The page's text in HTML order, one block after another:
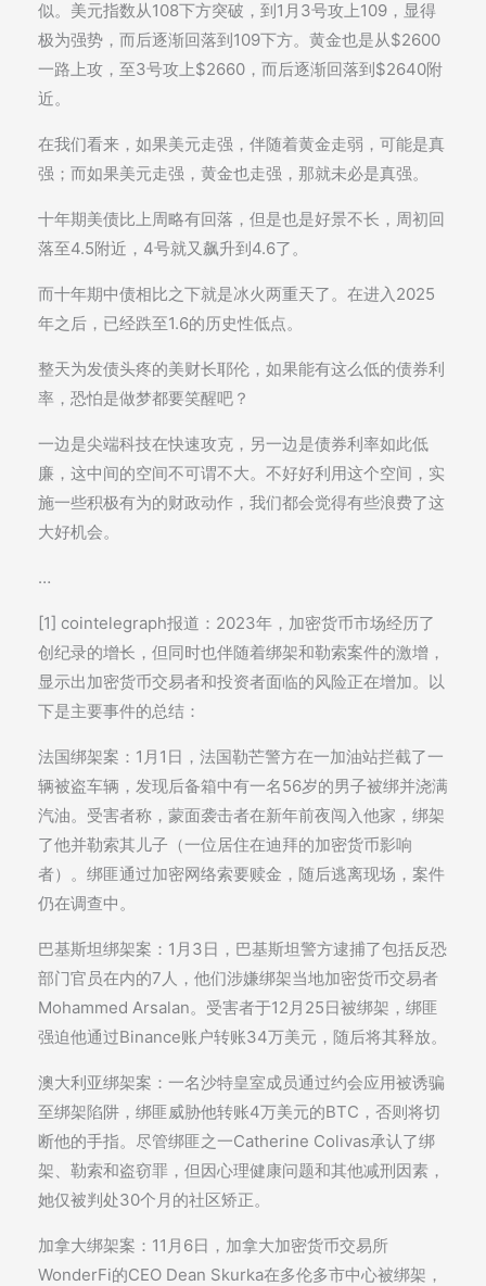
似。美元指数从108下方突破，到1月3号攻上109，显得
极为强势，而后逐渐回落到109下方。黄金也是从$2600
一路上攻，至3号攻上$2660，而后逐渐回落到$2640附
近。
在我们看来，如果美元走强，伴随着黄金走弱，可能是真
强；而如果美元走强，黄金也走强，那就未必是真强。
十年期美债比上周略有回落，但是也是好景不长，周初回
落至4.5附近，4号就又飙升到4.6了。
而十年期中债相比之下就是冰火两重天了。在进入2025
年之后，已经跌至1.6的历史性低点。
整天为发债头疼的美财长耶伦，如果能有这么低的债券利
率，恐怕是做梦都要笑醒吧？
一边是尖端科技在快速攻克，另一边是债券利率如此低
廉，这中间的空间不可谓不大。不好好利用这个空间，实
施一些积极有为的财政动作，我们都会觉得有些浪费了这
大好机会。
…
[1] cointelegraph报道：2023年，加密货币市场经历了
创纪录的增长，但同时也伴随着绑架和勒索案件的激增，
显示出加密货币交易者和投资者面临的风险正在增加。以
下是主要事件的总结：
法国绑架案：1月1日，法国勒芒警方在一加油站拦截了一
辆被盗车辆，发现后备箱中有一名56岁的男子被绑并浇满
汽油。受害者称，蒙面袭击者在新年前夜闯入他家，绑架
了他并勒索其儿子（一位居住在迪拜的加密货币影响
者）。绑匪通过加密网络索要赎金，随后逃离现场，案件
仍在调查中。
巴基斯坦绑架案：1月3日，巴基斯坦警方逮捕了包括反恐
部门官员在内的7人，他们涉嫌绑架当地加密货币交易者
Mohammed Arsalan。受害者于12月25日被绑架，绑匪
强迫他通过Binance账户转账34万美元，随后将其释放。
澳大利亚绑架案：一名沙特皇室成员通过约会应用被诱骗
至绑架陷阱，绑匪威胁他转账4万美元的BTC，否则将切
断他的手指。尽管绑匪之一Catherine Colivas承认了绑
架、勒索和盗窃罪，但因心理健康问题和其他减刑因素，
她仅被判处30个月的社区矫正。
加拿大绑架案：11月6日，加拿大加密货币交易所
WonderFi的CEO Dean Skurka在多伦多市中心被绑架，